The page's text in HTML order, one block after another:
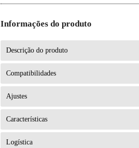
Informações do produto
Descrição do produto
Compatibilidades
Ajustes
Características
Logística